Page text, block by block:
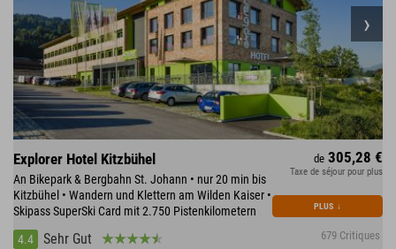
Explorer Hotel Kitzbühel
An Bikepark & Bergbahn St. Johann • nur 20 min bis
Kitzbühel • Wandern und Klettern am Wilden Kaiser •
Skipass SuperSki Card mit 2.750 Pistenkilometern
4.4
Sehr Gut 679 Critiques
de 305,28 €
Taxe de séjour pour plus
PLUS ↓